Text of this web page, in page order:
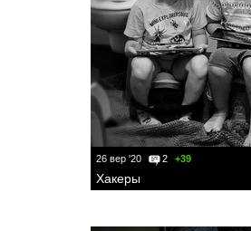
26 вер '20 2 +39
Хакеры